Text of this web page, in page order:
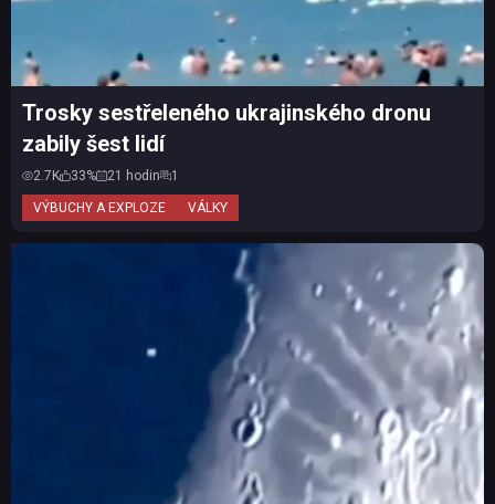
VÝBUCHY A EXPLOZE VÁLKY
Trosky sestřeleného ukrajinského dronu
zabily šest lidí
2.7K 33% 21 hodin 1